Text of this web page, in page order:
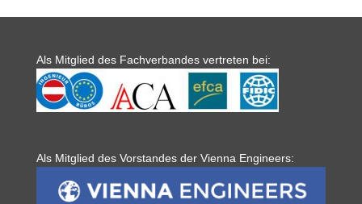
Als Mitglied des Fachverbandes vertreten bei:
Als Mitglied des Vorstandes der Vienna Engineers: